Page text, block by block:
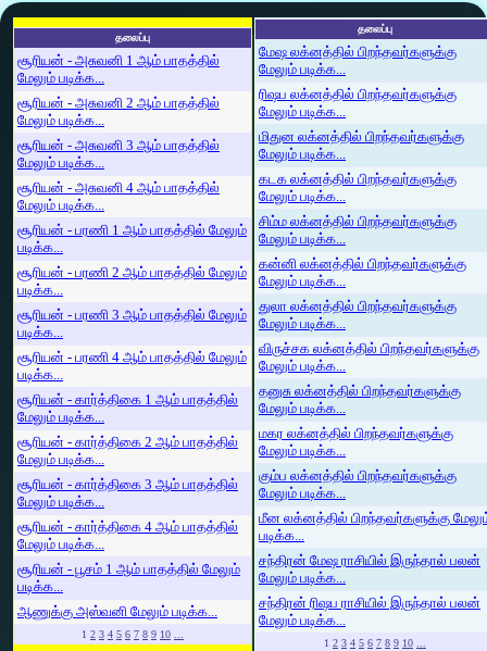
தலைப்பு
சூரியன் - அசுவனி 1 ஆம் பாதத்தில்
மேலும் படிக்க...
சூரியன் - அசுவனி 2 ஆம் பாதத்தில்
மேலும் படிக்க...
சூரியன் - அசுவனி 3 ஆம் பாதத்தில்
மேலும் படிக்க...
சூரியன் - அசுவனி 4 ஆம் பாதத்தில்
மேலும் படிக்க...
சூரியன் - பரணி 1 ஆம் பாதத்தில் மேலும்
படிக்க...
சூரியன் - பரணி 2 ஆம் பாதத்தில் மேலும்
படிக்க...
சூரியன் - பரணி 3 ஆம் பாதத்தில் மேலும்
படிக்க...
சூரியன் - பரணி 4 ஆம் பாதத்தில் மேலும்
படிக்க...
சூரியன் - கார்த்திகை 1 ஆம் பாதத்தில்
மேலும் படிக்க...
சூரியன் - கார்த்திகை 2 ஆம் பாதத்தில்
மேலும் படிக்க...
சூரியன் - கார்த்திகை 3 ஆம் பாதத்தில்
மேலும் படிக்க...
சூரியன் - கார்த்திகை 4 ஆம் பாதத்தில்
மேலும் படிக்க...
சூரியன் - பூசம் 1 ஆம் பாதத்தில் மேலும்
படிக்க...
ஆணுக்கு அஸ்வனி மேலும் படிக்க...
1 2 3 4 5 6 7 8 9 10 ...
தலைப்பு
மேஷ லக்னத்தில் பிறந்தவர்களுக்கு
மேலும் படிக்க...
ரிஷப லக்னத்தில் பிறந்தவர்களுக்கு
மேலும் படிக்க...
மிதுன லக்னத்தில் பிறந்தவர்களுக்கு
மேலும் படிக்க...
கடக லக்னத்தில் பிறந்தவர்களுக்கு
மேலும் படிக்க...
சிம்ம லக்னத்தில் பிறந்தவர்களுக்கு
மேலும் படிக்க...
கன்னி லக்னத்தில் பிறந்தவர்களுக்கு
மேலும் படிக்க...
துலா லக்னத்தில் பிறந்தவர்களுக்கு
மேலும் படிக்க...
விருச்சக லக்னத்தில் பிறந்தவர்களுக்கு
மேலும் படிக்க...
தனுசு லக்னத்தில் பிறந்தவர்களுக்கு
மேலும் படிக்க...
மகர லக்னத்தில் பிறந்தவர்களுக்கு
மேலும் படிக்க...
கும்ப லக்னத்தில் பிறந்தவர்களுக்கு
மேலும் படிக்க...
மீன லக்னத்தில் பிறந்தவர்களுக்கு
படிக்க...
சந்திரன் மேஷ ராசியில் இருந்தால் பலன்
மேலும் படிக்க...
சந்திரன் ரிஷப ராசியில் இருந்தால் பலன்
மேலும் படிக்க...
1 2 3 4 5 6 7 8 9 10 ...